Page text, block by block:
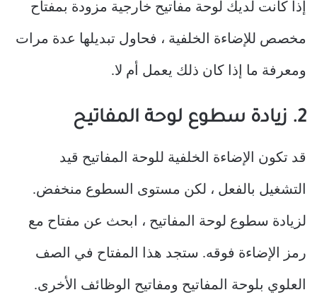
إذا كانت لديك لوحة مفاتيح خارجية مزودة بمفتاح
مخصص للإضاءة الخلفية ، فحاول تبديلها عدة مرات
ومعرفة ما إذا كان ذلك يعمل أم لا.
2. زيادة سطوع لوحة المفاتيح
قد تكون الإضاءة الخلفية للوحة المفاتيح قيد
التشغيل بالفعل ، لكن مستوى السطوع منخفض.
لزيادة سطوع لوحة المفاتيح ، ابحث عن مفتاح مع
رمز الإضاءة فوقه. ستجد هذا المفتاح في الصف
العلوي بلوحة المفاتيح ومفاتيح الوظائف الأخرى.